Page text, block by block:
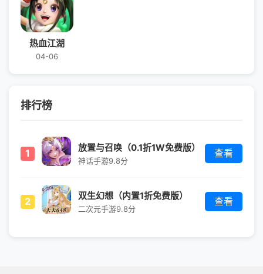
热血江湖
04-06
排行榜
1 放置与召唤（0.1折1W免费版）
神话手游9.8分
查看
2 双生幻想（内置1折免费版）
二次元手游9.8分
查看